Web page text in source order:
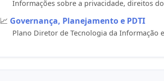
Informações sobre a privacidade, direitos
📈 Governança, Planejamento e PDTI
Plano Diretor de Tecnologia da Informação